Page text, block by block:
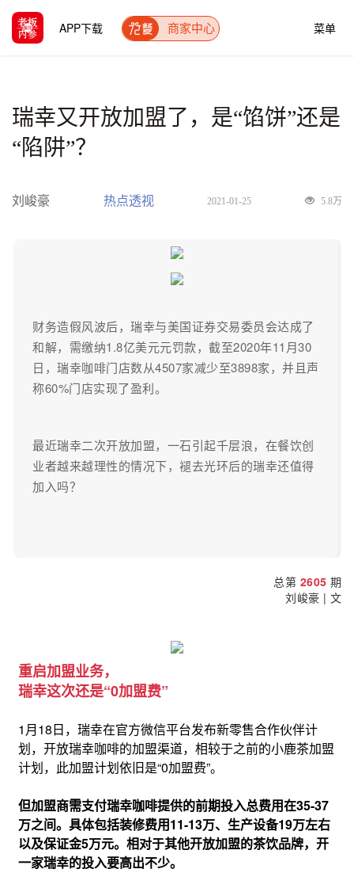
菜单
APP下载 商家中心
瑞幸又开放加盟了，是“馅饼”还是
“陷阱”？
刘峻豪 热点透视 2021-01-25 5.8万
财务造假风波后，瑞幸与美国证券交易委员会达成了
和解，需缴纳1.8亿美元元罚款，截至2020年11月30
日，瑞幸咖啡门店数从4507家减少至3898家，并且声
称60%门店实现了盈利。
最近瑞幸二次开放加盟，一石引起千层浪，在餐饮创
业者越来越理性的情况下，褪去光环后的瑞幸还值得
加入吗？
总第 2605 期
刘峻豪 | 文
重启加盟业务，
瑞幸这次还是“0加盟费”
1月18日，瑞幸在官方微信平台发布新零售合作伙伴计
划，开放瑞幸咖啡的加盟渠道，相较于之前的小鹿茶加盟
计划，此加盟计划依旧是“0加盟费”。
但加盟商需支付瑞幸咖啡提供的前期投入总费用在35-37
万之间。具体包括装修费用11-13万、生产设备19万左右
以及保证金5万元。相对于其他开放加盟的茶饮品牌，开
一家瑞幸的投入要高出不少。